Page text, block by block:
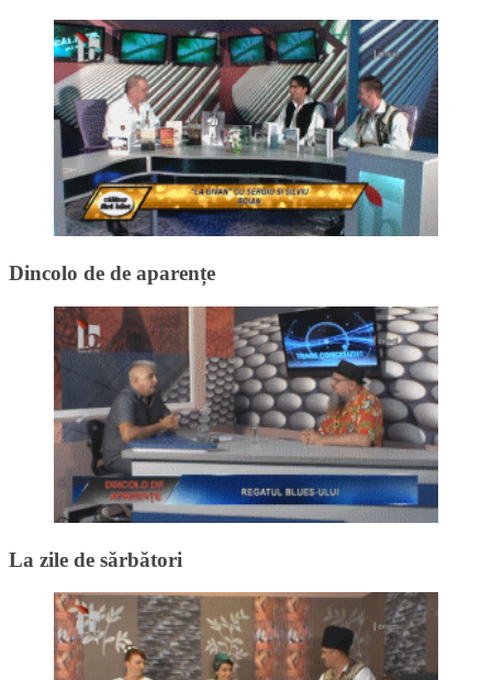
Dincolo de de aparențe
La zile de sărbători